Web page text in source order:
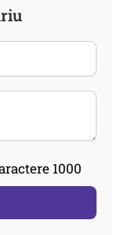
1000